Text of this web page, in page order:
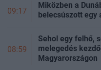
09:17
Miközben a
belecsúszott egy
08:59
Sehol egy felhő,
melegedés
Magyarországon